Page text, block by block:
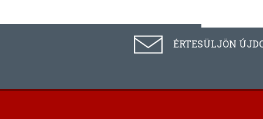
ÉRTESÜLJÖN